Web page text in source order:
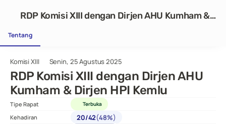
Komisi XIII Senin, 25 Agustus 2025
RDP Komisi XIII dengan Dirjen AHU
Kumham & Dirjen HPI Kemlu
Tipe Rapat Terbuka
Kehadiran 20/42(48%)
RDP Komisi XIII dengan Dirjen AHU Kumham &
Tentang